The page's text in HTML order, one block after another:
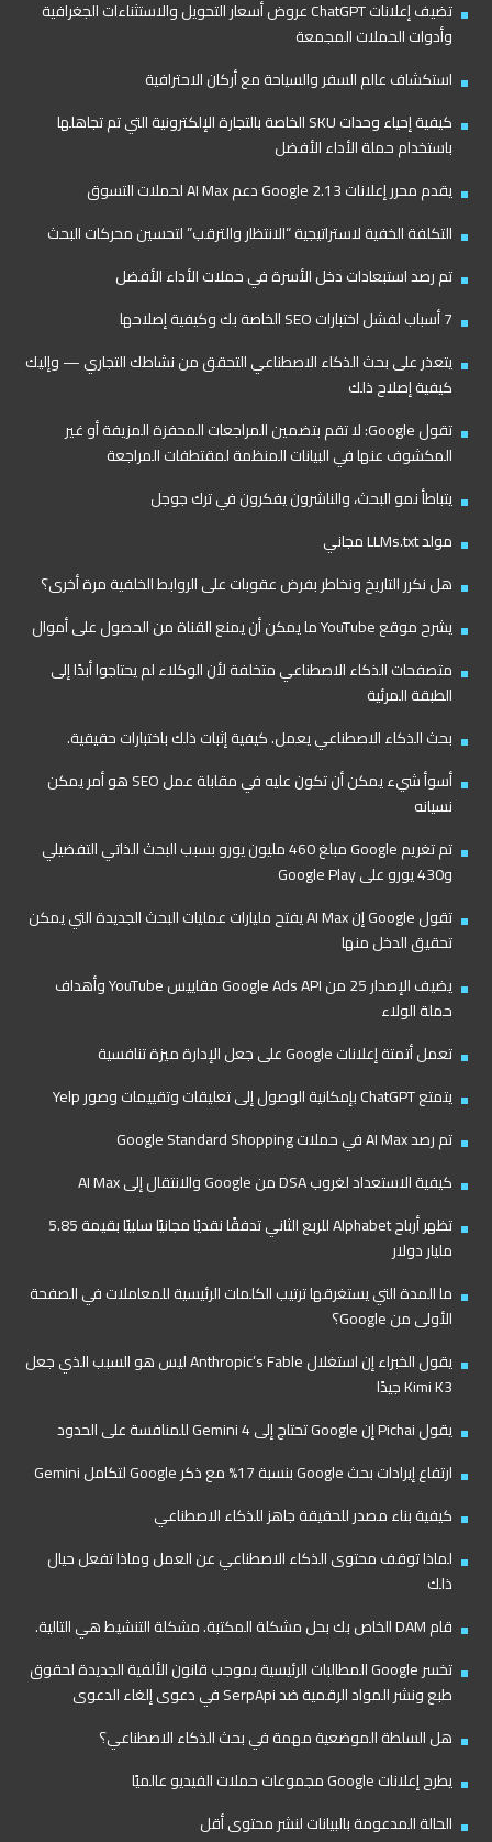
تضيف إعلانات ChatGPT عروض أسعار التحويل والاستثناءات الجغرافية
وأدوات الحملات المجمعة
استكشاف عالم السفر والسياحة مع أركان الاحترافية
كيفية إحياء وحدات SKU الخاصة بالتجارة الإلكترونية التي تم تجاهلها
باستخدام حملة الأداء الأفضل
يقدم محرر إعلانات Google 2.13 دعم AI Max لحملات التسوق
التكلفة الخفية لاستراتيجية “الانتظار والترقب” لتحسين محركات البحث
تم رصد استبعادات دخل الأسرة في حملات الأداء الأفضل
7 أسباب لفشل اختبارات SEO الخاصة بك وكيفية إصلاحها
يتعذر على بحث الذكاء الاصطناعي التحقق من نشاطك التجاري — وإليك
كيفية إصلاح ذلك
تقول Google: لا تقم بتضمين المراجعات المحفزة المزيفة أو غير
المكشوف عنها في البيانات المنظمة لمقتطفات المراجعة
يتباطأ نمو البحث، والناشرون يفكرون في ترك جوجل
مولد LLMs.txt مجاني
هل نكرر التاريخ ونخاطر بفرض عقوبات على الروابط الخلفية مرة أخرى؟
يشرح موقع YouTube ما يمكن أن يمنع القناة من الحصول على أموال
متصفحات الذكاء الاصطناعي متخلفة لأن الوكلاء لم يحتاجوا أبدًا إلى
الطبقة المرئية
بحث الذكاء الاصطناعي يعمل. كيفية إثبات ذلك باختبارات حقيقية.
أسوأ شيء يمكن أن تكون عليه في مقابلة عمل SEO هو أمر يمكن
نسيانه
تم تغريم Google مبلغ 460 مليون يورو بسبب البحث الذاتي التفضيلي
و430 يورو على Google Play
تقول Google إن AI Max يفتح مليارات عمليات البحث الجديدة التي يمكن
تحقيق الدخل منها
يضيف الإصدار 25 من Google Ads API مقاييس YouTube وأهداف
حملة الولاء
تعمل أتمتة إعلانات Google على جعل الإدارة ميزة تنافسية
يتمتع ChatGPT بإمكانية الوصول إلى تعليقات وتقييمات وصور Yelp
تم رصد AI Max في حملات Google Standard Shopping
كيفية الاستعداد لغروب DSA من Google والانتقال إلى AI Max
تظهر أرباح Alphabet للربع الثاني تدفقًا نقديًا مجانيًا سلبيًا بقيمة 5.85
مليار دولار
ما المدة التي يستغرقها ترتيب الكلمات الرئيسية للمعاملات في الصفحة
الأولى من Google؟
يقول الخبراء إن استغلال Anthropic’s Fable ليس هو السبب الذي جعل
Kimi K3 جيدًا
يقول Pichai إن Google تحتاج إلى Gemini 4 للمنافسة على الحدود
ارتفاع إيرادات بحث Google بنسبة 17% مع ذكر Google لتكامل Gemini
كيفية بناء مصدر للحقيقة جاهز للذكاء الاصطناعي
لماذا توقف محتوى الذكاء الاصطناعي عن العمل وماذا تفعل حيال
ذلك
قام DAM الخاص بك بحل مشكلة المكتبة. مشكلة التنشيط هي التالية.
تخسر Google المطالبات الرئيسية بموجب قانون الألفية الجديدة لحقوق
طبع ونشر المواد الرقمية ضد SerpApi في دعوى إلغاء الدعوى
هل السلطة الموضعية مهمة في بحث الذكاء الاصطناعي؟
يطرح إعلانات Google مجموعات حملات الفيديو عالميًا
الحالة المدعومة بالبيانات لنشر محتوى أقل